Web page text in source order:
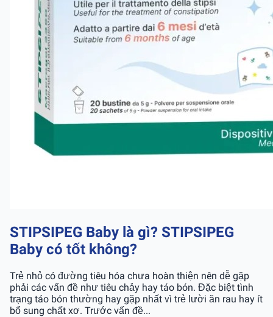
STIPSIPEG Baby là gì? STIPSIPEG
Baby có tốt không?
Trẻ nhỏ có đường tiêu hóa chưa hoàn thiện nên dễ gặp
phải các vấn đề như tiêu chảy hay táo bón. Đặc biệt tình
trạng táo bón thường hay gặp nhất vì trẻ lười ăn rau hay ít
bổ sung chất xơ. Trước vấn đề...